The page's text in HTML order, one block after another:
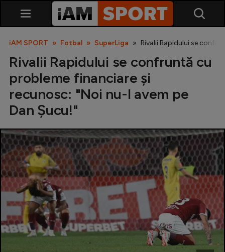
SuperLiga
Liga 2
Cupa României
Echipa Națională
U21
Fotbal feminin
iAM SPORT Fotbal SuperLiga Rivalii Rapidului se
Rivalii Rapidului se confruntă cu
probleme financiare și
recunosc: "Noi nu-l avem pe
Dan Șucu!"